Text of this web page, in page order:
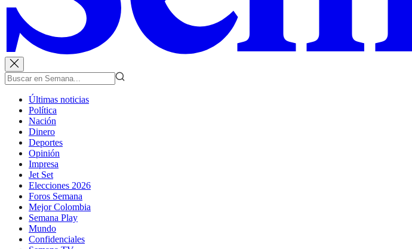
Últimas noticias
Política
Nación
Dinero
Deportes
Opinión
Impresa
Jet Set
Elecciones 2026
Foros Semana
Mejor Colombia
Semana Play
Mundo
Confidenciales